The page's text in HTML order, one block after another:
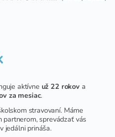
aktívne už 22 rokova
za mesiac.
stravovaní. Máme
partnerom, sprevádzať vás
jedálni prináša.